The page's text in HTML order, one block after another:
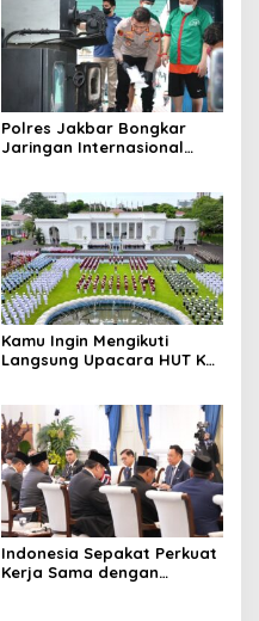
Polres Jakbar Bongkar
Jaringan Internasional
Diringkus dan Barang Bukti
1,1 Ton Rp119 Miliar
Dimusnahkan
Kamu Ingin Mengikuti
Langsung Upacara HUT Ke-
Pendaftaran Resminya di
Sini
Indonesia Sepakat Perkuat
Kerja Sama dengan